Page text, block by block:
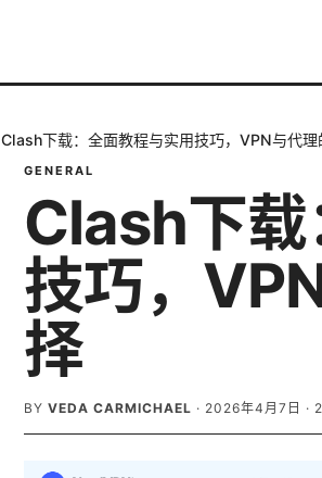
Clash下载：全面教程与实用技巧，VPN与代理
GENERAL
Clash下载
技巧，
择
BY VEDA CARMICHAEL · 2026年4月7日 · 2